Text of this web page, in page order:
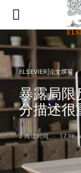
ELSEVIER|论文撰写
暴露局限
分描述很
2 阅读时间 17.9K